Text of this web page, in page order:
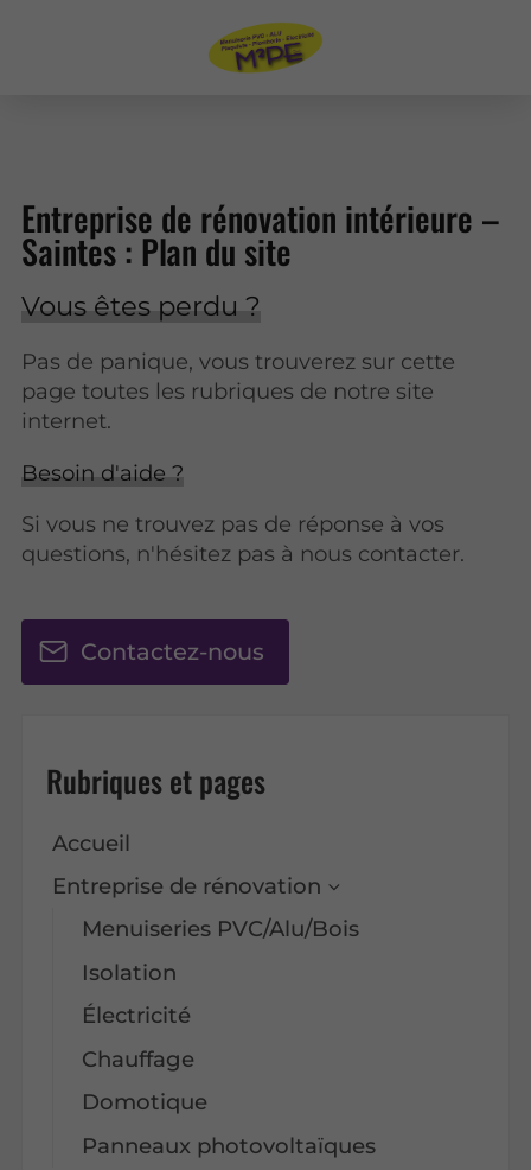
Entreprise de rénovation intérieure –
Saintes : Plan du site
Vous êtes perdu ?
Pas de panique, vous trouverez sur cette
page toutes les rubriques de notre site
internet.​​
Besoin d'aide ?
Si vous ne trouvez pas de réponse à vos
questions, n'hésitez pas à nous contacter.
Contactez-nous
Rubriques et pages
Accueil
Entreprise de rénovation
Menuiseries PVC/Alu/Bois
Isolation
Électricité
Chauffage
Domotique
Panneaux photovoltaïques